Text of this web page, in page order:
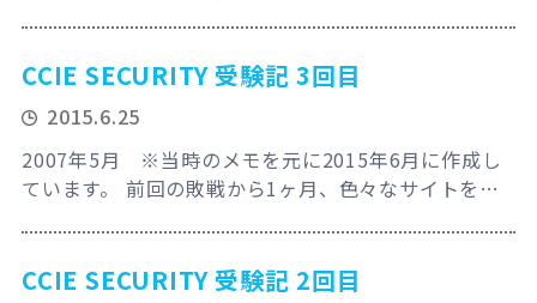
IPSは前回ミスったのが1つあったので、再度見直しを
ラボの方がアクセスが早いってどういうことなんだ？
あれで結構時間取られるの本当…
CCIE SECURITY 受験記 3回目
2015.6.25
2007年5月 ※当時のメモを元に2015年6月に作成し
ています。 前回の敗戦から1ヶ月、色々なサイトを巡
IPSはもう満点取れるくらいなったのでIPexpertのリ
CCIE SECURITY 受験記 2回目